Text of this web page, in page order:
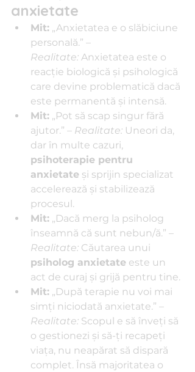
anxietate
Mit: „Anxietatea e o slăbiciune
personală.” –
Realitate: Anxietatea este o
reacţie biologică şi psihologică
care devine problematică dacă
este permanentă şi intensă.
Mit: „Pot să scap singur fără
ajutor.” – Realitate: Uneori da,
dar în multe cazuri,
psihoterapie pentru
anxietate şi sprijin specializat
accelerează şi stabilizează
procesul.
Mit: „Dacă merg la psiholog
înseamnă că sunt nebun/ă.” –
Realitate: Căutarea unui
psiholog anxietate este un
act de curaj şi grijă pentru tine.
Mit: „După terapie nu voi mai
simţi niciodată anxietate.” –
Realitate: Scopul e să înveţi să
o gestionezi şi să-ţi recapeţi
viaţa, nu neapărat să dispară
complet. Însă majoritatea o